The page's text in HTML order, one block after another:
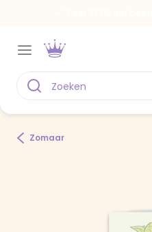
Zomaar